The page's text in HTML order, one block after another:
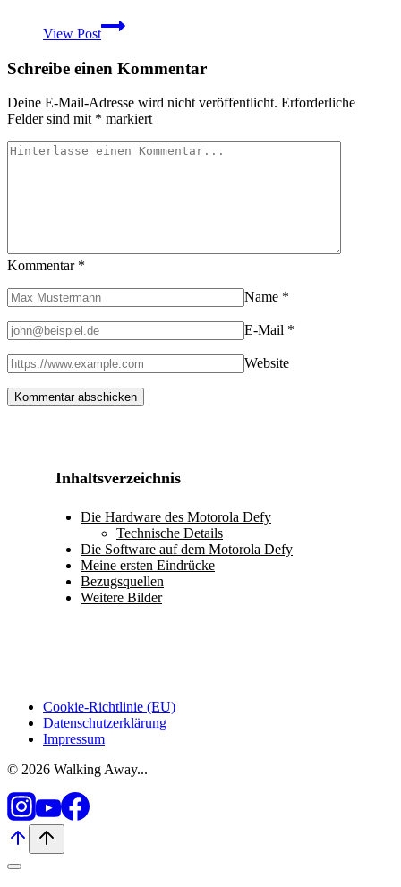
View Post
Vorstellung
und
des
Satellite
Messenger
Schreibe einen Kommentar
Deine E-Mail-Adresse wird nicht veröffentlicht. Erforderliche
Felder sind mit * markiert
Kommentar *
Name *
E-Mail *
Website
Inhaltsverzeichnis
Die Hardware des Motorola Defy
Technische Details
Die Software auf dem Motorola Defy
Meine ersten Eindrücke
Bezugsquellen
Weitere Bilder
Cookie-Richtlinie (EU)
Datenschutzerklärung
Impressum
© 2026 Walking Away...